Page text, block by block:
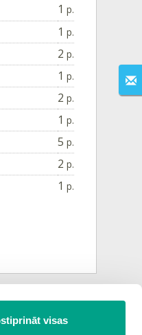
visas
1 p.
1 p.
2 p.
1 p.
2 p.
1 p.
5 p.
2 p.
1 p.
tests